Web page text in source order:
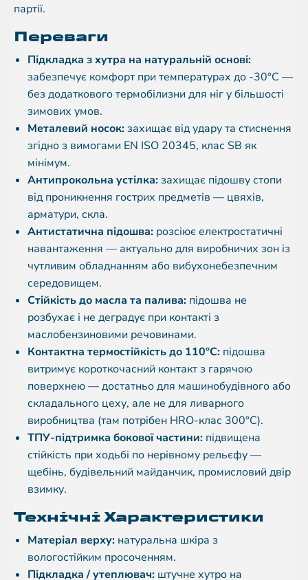
партії.
Переваги
Підкладка з хутра на натуральній основі:
забезпечує комфорт при температурах до -30°C —
без додаткового термобілизни для ніг у більшості
зимових умов.
Металевий носок:захищає від удару та стиснення
згідно з вимогами EN ISO 20345, клас SB як
мінімум.
Антипрокольна устілка:захищає підошву стопи
від проникнення гострих предметів — цвяхів,
арматури, скла.
Антистатична підошва: розсіює електростатичні
навантаження — актуально для виробничих зон із
чутливим обладнанням або вибухонебезпечним
середовищем.
Стійкість до масла та палива: підошва не
розбухає і не деградує при контакті з
маслобензиновими речовинами.
Контактна термостійкість до 110°C: підошва
витримує короткочасний контакт з гарячою
поверхнею — достатньо для машинобудівного або
складального цеху, але не для ливарного
виробництва (там потрібен HRO-клас 300°C).
ТПУ-підтримка бокової частини: підвищена
стійкість при ходьбі по нерівному рельєфу —
щебінь, будівельний майданчик, промисловий двір
взимку.
Технічні Характеристики
Матеріал верху: натуральна шкіра з
вологостійким просоченням.
Підкладка / утеплювач: штучне хутро на